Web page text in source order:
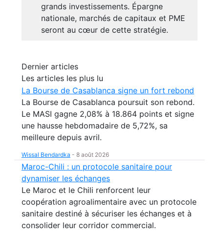
grands investissements. Épargne
nationale, marchés de capitaux et PME
seront au cœur de cette stratégie.
Dernier articles
Les articles les plus lu
La Bourse de Casablanca signe un fort rebond
La Bourse de Casablanca poursuit son rebond.
Le MASI gagne 2,08% à 18.864 points et signe
une hausse hebdomadaire de 5,72%, sa
meilleure depuis avril.
Wissal Bendardka - 8 août 2026
Maroc-Chili : un protocole sanitaire pour
dynamiser les échanges
Le Maroc et le Chili renforcent leur
coopération agroalimentaire avec un protocole
sanitaire destiné à sécuriser les échanges et à
consolider leur corridor commercial.